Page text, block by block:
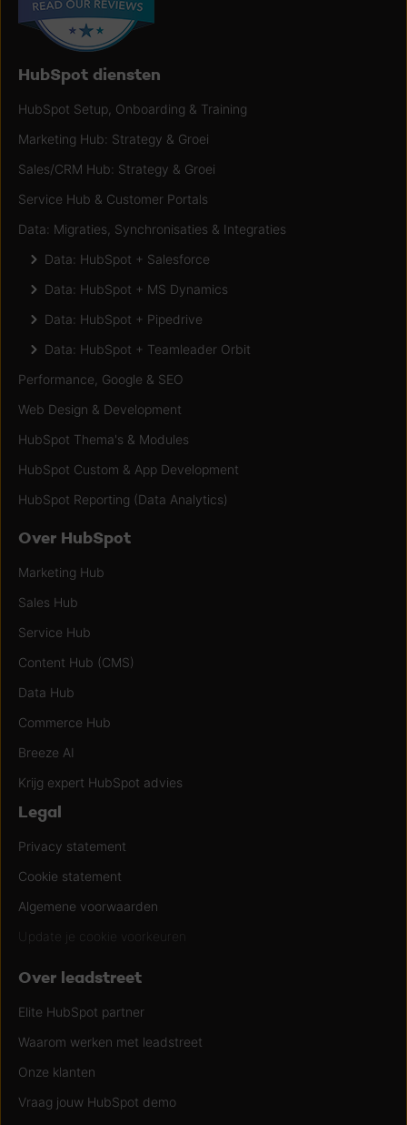
HubSpot diensten
HubSpot Setup, Onboarding & Training
Marketing Hub: Strategy & Groei
Sales/CRM Hub: Strategy & Groei
Service Hub & Customer Portals
Data: Migraties, Synchronisaties & Integraties
Data: HubSpot + Salesforce
Data: HubSpot + MS Dynamics
Data: HubSpot + Pipedrive
Data: HubSpot + Teamleader Orbit
Performance, Google & SEO
Web Design & Development
HubSpot Thema's & Modules
HubSpot Custom & App Development
HubSpot Reporting (Data Analytics)
Over HubSpot
Marketing Hub
Sales Hub
Service Hub
Content Hub (CMS)
Data Hub
Commerce Hub
Breeze AI
Krijg expert HubSpot advies
Legal
Privacy statement
Cookie statement
Algemene voorwaarden
Update je cookie voorkeuren
Over leadstreet
Elite HubSpot partner
Waarom werken met leadstreet
Onze klanten
Vraag jouw HubSpot demo